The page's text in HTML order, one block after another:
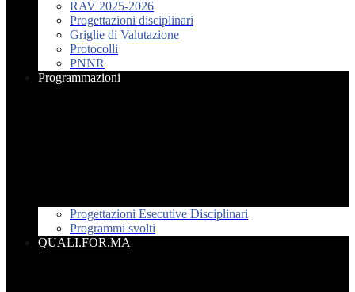
RAV 2025-2026
Progettazioni disciplinari
Griglie di Valutazione
Protocolli
PNNR
Programmazioni
Progettazioni Esecutive Disciplinari
Programmi svolti
QUALI.FOR.MA